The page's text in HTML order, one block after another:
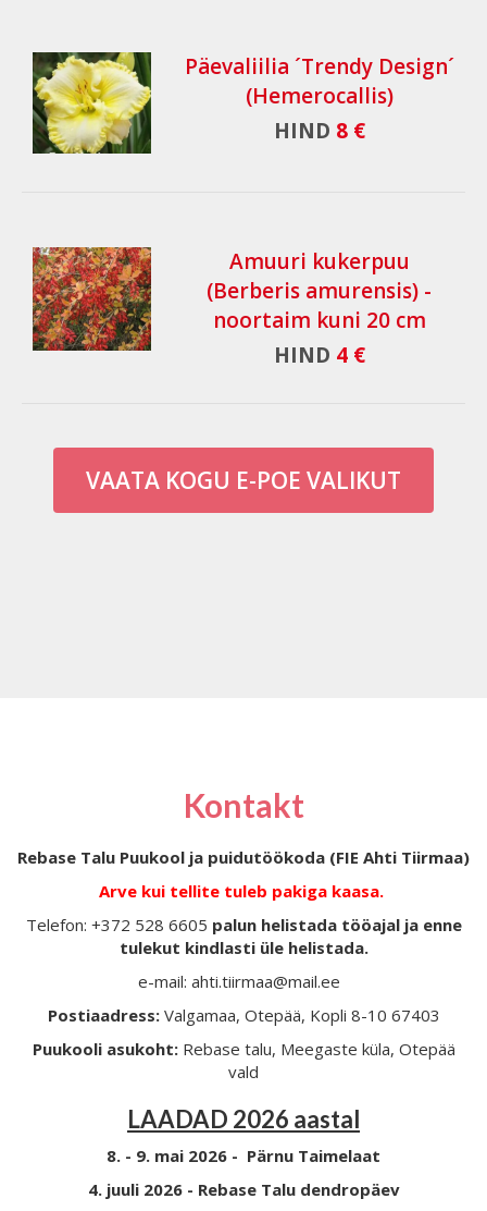
Päevaliilia ´Trendy Design´
(Hemerocallis)
HIND 8 €
Amuuri kukerpuu
(Berberis amurensis) -
noortaim kuni 20 cm
HIND 4 €
VAATA KOGU E-POE VALIKUT
Kontakt
Rebase Talu Puukool ja puidutöökoda (FIE Ahti Tiirmaa)
Arve kui tellite tuleb pakiga kaasa.
Telefon: +372 528 6605 palun helistada tööajal ja enne
tulekut kindlasti üle helistada.
e-mail: ahti.tiirmaa@mail.ee
Postiaadress: Valgamaa, Otepää, Kopli 8-10 67403
Puukooli asukoht: Rebase talu, Meegaste küla, Otepää
vald
LAADAD 2026 aastal
8. - 9. mai 2026 - Pärnu Taimelaat
4. juuli 2026 - Rebase Talu dendropäev